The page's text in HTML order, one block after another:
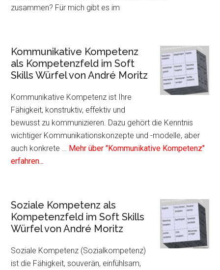
zusammen? Für mich gibt es im
Kommunikative Kompetenz
als Kompetenzfeld im Soft
Skills Würfel von André Moritz
Kommunikative Kompetenz ist Ihre
Fähigkeit, konstruktiv, effektiv und
bewusst zu kommunizieren. Dazu gehört die Kenntnis
wichtiger Kommunikationskonzepte und -modelle, aber
auch konkrete … Mehr über "Kommunikative Kompetenz"
erfahren...
Kommunikative
Kompetenz
als
im
Soft
Soziale Kompetenz als
Kompetenzfeld im Soft Skills
Würfel von André Moritz
Soziale Kompetenz (Sozialkompetenz)
ist die Fähigkeit, souverän, einfühlsam,